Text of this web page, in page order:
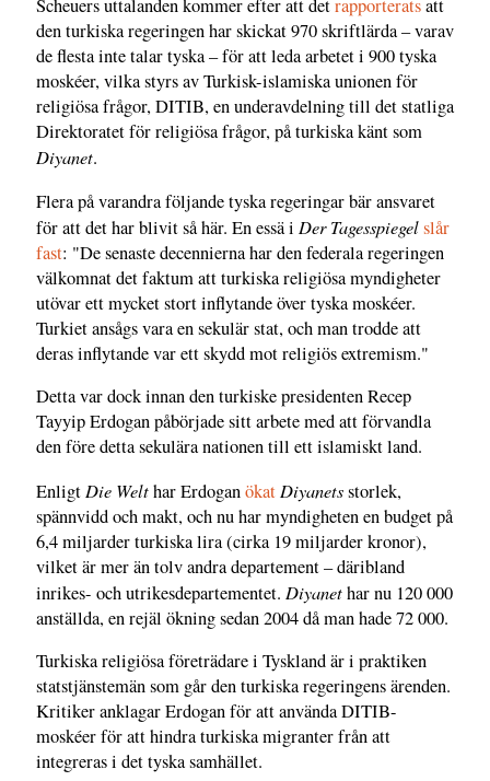
Scheuers uttalanden kommer efter att detrapporteratsatt
den turkiska regeringen har skickat 970 skriftlärda – varav
de flesta inte talar tyska – för att leda arbetet i 900 tyska
moskéer, vilka styrs av Turkisk-islamiska unionen för
religiösa frågor, DITIB, en underavdelning till det statliga
Direktoratet för religiösa frågor, på turkiska känt som
Diyanet.
Flera på varandra följande tyska regeringar bär ansvaret
för att det har blivit så här. En essä i Der Tagesspiegelslår
fast: "De senaste decennierna har den federala regeringen
välkomnat det faktum att turkiska religiösa myndigheter
utövar ett mycket stort inflytande över tyska moskéer.
Turkiet ansågs vara en sekulär stat, och man trodde att
deras inflytande var ett skydd mot religiös extremism."
Detta var dock innan den turkiske presidenten Recep
Tayyip Erdogan påbörjade sitt arbete med att förvandla
den före detta sekulära nationen till ett islamiskt land.
Enligt Die Welthar Erdoganökat Diyanetsstorlek,
spännvidd och makt, och nu har myndigheten en budget på
6,4 miljarder turkiska lira (cirka 19 miljarder kronor),
vilket är mer än tolv andra departement – däribland
inrikes- och utrikesdepartementet. Diyanethar nu 120 000
anställda, en rejäl ökning sedan 2004 då man hade 72 000.
Turkiska religiösa företrädare i Tyskland är i praktiken
statstjänstemän som går den turkiska regeringens ärenden.
Kritiker anklagar Erdogan för att använda DITIB-
moskéer för att hindra turkiska migranter från att
integreras i det tyska samhället.